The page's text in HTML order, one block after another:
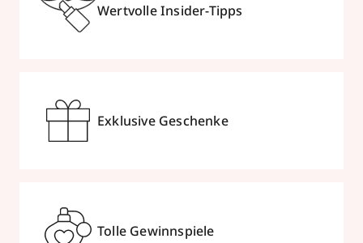
Wertvolle Insider-Tipps
Exklusive Geschenke
Tolle Gewinnspiele